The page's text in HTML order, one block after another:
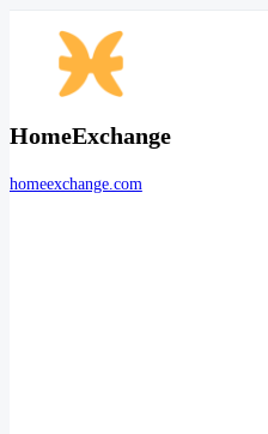
HomeExchange
homeexchange.com